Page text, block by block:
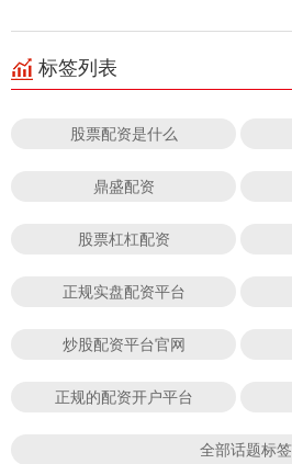
标签列表
股票配资是什么
鼎盛配资
股票杠杠配资
正规实盘配资平台
炒股配资平台官网
正规的配资开户平台
全部话题标签